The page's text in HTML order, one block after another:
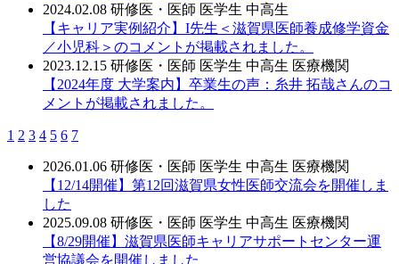
2024.02.08 研修医・医師 医学生 中高生
【キャリア実例紹介】I先生＜滋賀県医師養成修学資金
／小児科＞のコメントが掲載されました。
2023.12.15 研修医・医師 医学生 中高生 医療機関
【2024年度 大学案内】卒業生の声：糸井 拓哉さんのコ
メントが掲載されました。
1 2 3 4 5 6 7
2026.01.06 研修医・医師 医学生 中高生 医療機関
【12/14開催】第12回滋賀県女性医師交流会を開催しま
した
2025.09.08 研修医・医師 医学生 中高生 医療機関
【8/29開催】滋賀県医師キャリアサポートセンター運
営協議会を開催しました